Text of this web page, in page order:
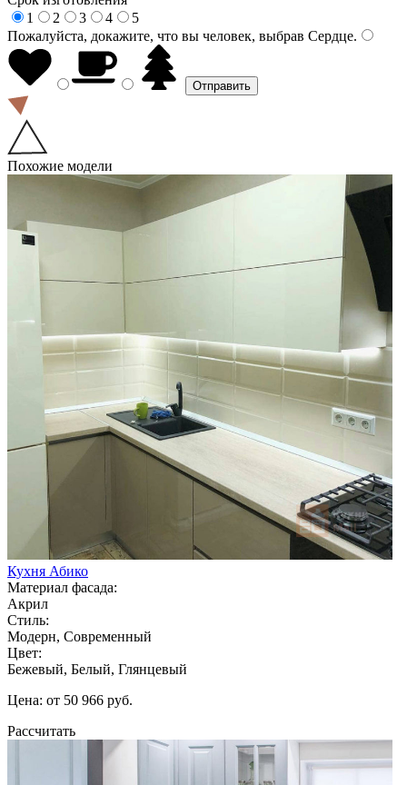
1
2 3 4
5
Пожалуйста, докажите, что вы человек, выбрав Сердце.
Похожие модели
Кухня Абико
Материал фасада:
Акрил
Стиль:
Модерн, Современный
Цвет:
Бежевый, Белый, Глянцевый
Цена: от 50 966 руб.
Рассчитать